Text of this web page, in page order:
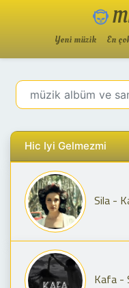
Yeni müzik En
Hic Iyi Gelmezmi
Sila -
Kafa -